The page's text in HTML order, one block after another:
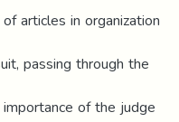
articles in organization
passing through the
of the judge